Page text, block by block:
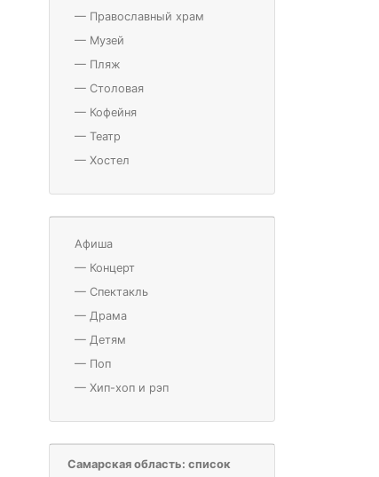
— Православный храм
— Музей
— Пляж
— Столовая
— Кофейня
— Театр
— Хостел
Афиша
— Концерт
— Спектакль
— Драма
— Детям
— Поп
— Хип-хоп и рэп
Самарская область: список